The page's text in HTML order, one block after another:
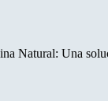
Natural: Una